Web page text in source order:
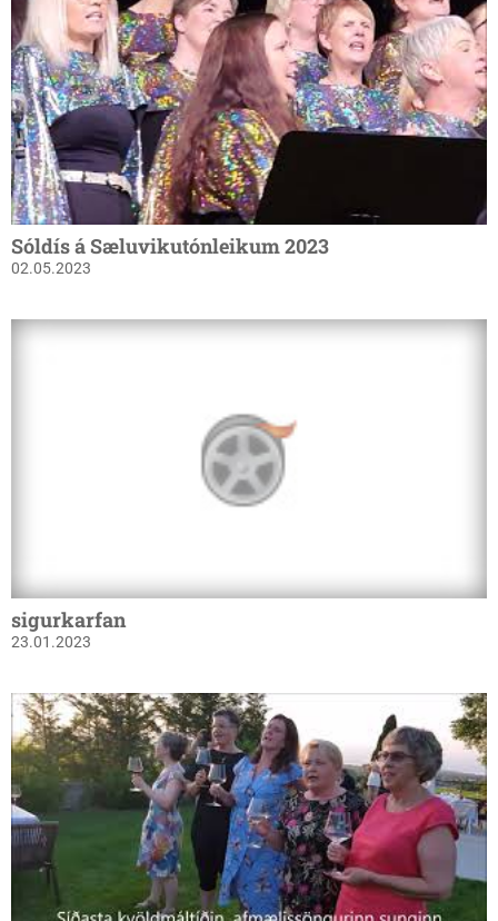
Sóldís á Sæluvikutónleikum 2023
02.05.2023
sigurkarfan
23.01.2023